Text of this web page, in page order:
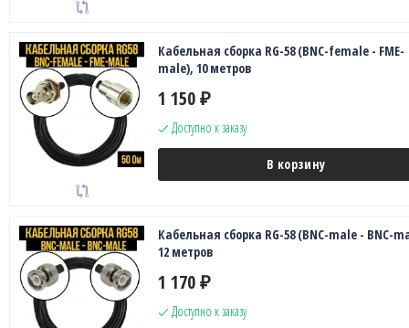
Кабельная сборка RG-58 (BNC-female - FME-
male), 10 метров
1 150 ₽
Доступно к заказу
В корзину
Кабельная сборка RG-58 (BNC-male - BNC-
12 метров
1 170 ₽
Доступно к заказу